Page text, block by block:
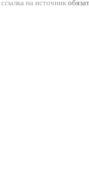
ссылка на источник